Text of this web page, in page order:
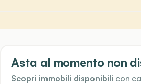
Asta al momento non
Scopri immobili disponibili con